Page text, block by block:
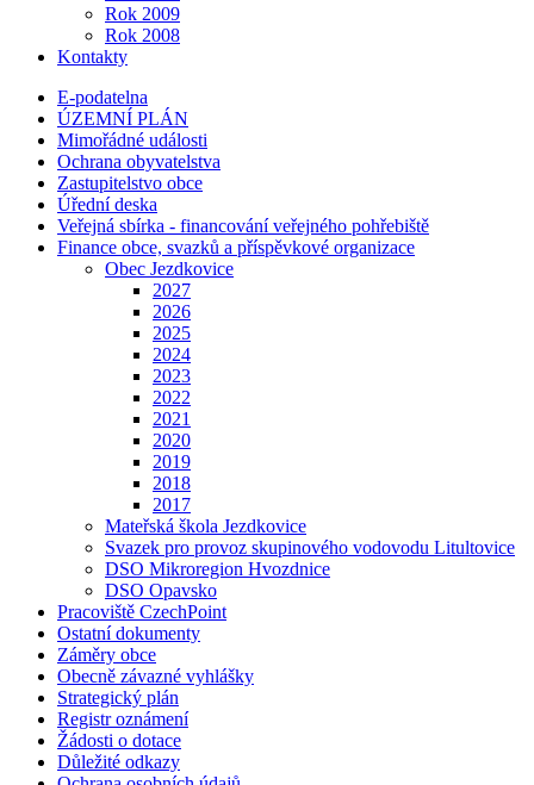
Rok 2009
Rok 2008
Kontakty
E-podatelna
ÚZEMNÍ PLÁN
Mimořádné události
Ochrana obyvatelstva
Zastupitelstvo obce
Úřední deska
Veřejná sbírka - financování veřejného pohřebiště
Finance obce, svazků a příspěvkové organizace
Obec Jezdkovice
2027
2026
2025
2024
2023
2022
2021
2020
2019
2018
2017
Mateřská škola Jezdkovice
Svazek pro provoz skupinového vodovodu Litultovice
DSO Mikroregion Hvozdnice
DSO Opavsko
Pracoviště CzechPoint
Ostatní dokumenty
Záměry obce
Obecně závazné vyhlášky
Strategický plán
Registr oznámení
Žádosti o dotace
Důležité odkazy